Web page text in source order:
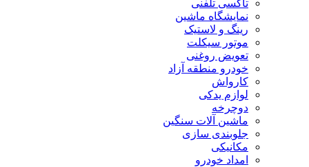
تاکسی تلفنی
نمایشگاه ماشین
رینگ و لاستیک
موتور سیکلت
تعویض روغنی
خودرو منطقه آزاد
کارواش
لوازم یدکی
دوچرخه
ماشین آلات سنگین
جلوبندی سازی
مکانیکی
امداد خودرو